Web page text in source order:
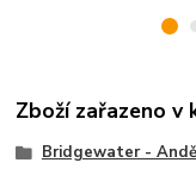
Zboží zařazeno v
Bridgewater -